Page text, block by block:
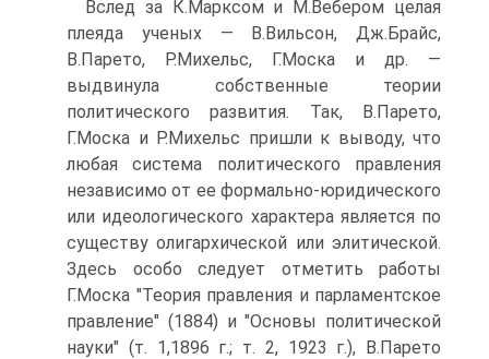
Вслед за К.Марксом и М.Вебером целая
плеяда ученых — В.Вильсон, Дж.Брайс,
В.Парето, Р.Михельс, Г.Моска и др. —
выдвинула собственные теории
политического развития. Так, В.Парето,
Г.Моска и Р.Михельс пришли к выводу, что
любая система политического правления
независимо от ее формально-юридического
или идеологического характера является по
существу олигархической или элитической.
Здесь особо следует отметить работы
Г.Моска "Теория правления и парламентское
правление" (1884) и "Основы политической
науки" (т. 1,1896 г.; т. 2, 1923 г.), В.Парето